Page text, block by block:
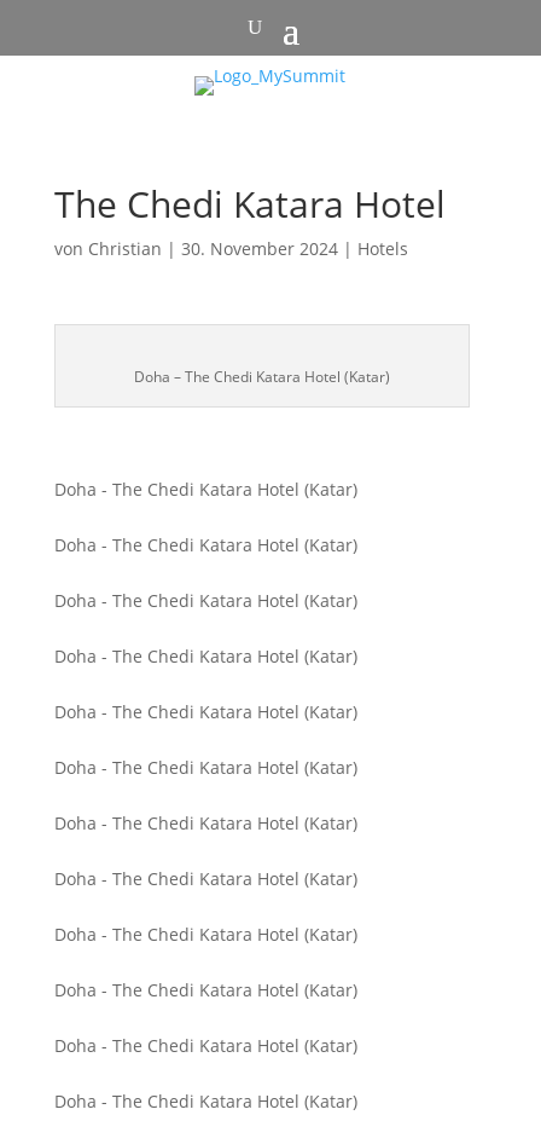
The Chedi Katara Hotel
von Christian | 30. November 2024| Hotels
Doha – The Chedi Katara Hotel (Katar)
Doha - The Chedi Katara Hotel (Katar)
Doha - The Chedi Katara Hotel (Katar)
Doha - The Chedi Katara Hotel (Katar)
Doha - The Chedi Katara Hotel (Katar)
Doha - The Chedi Katara Hotel (Katar)
Doha - The Chedi Katara Hotel (Katar)
Doha - The Chedi Katara Hotel (Katar)
Doha - The Chedi Katara Hotel (Katar)
Doha - The Chedi Katara Hotel (Katar)
Doha - The Chedi Katara Hotel (Katar)
Doha - The Chedi Katara Hotel (Katar)
Doha - The Chedi Katara Hotel (Katar)